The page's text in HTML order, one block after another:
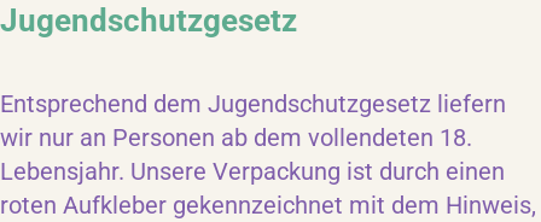
Jugendschutzgesetz
Entsprechend dem Jugendschutzgesetz liefern
wir nur an Personen ab dem vollendeten 18.
Lebensjahr. Unsere Verpackung ist durch einen
roten Aufkleber gekennzeichnet mit dem Hinweis,